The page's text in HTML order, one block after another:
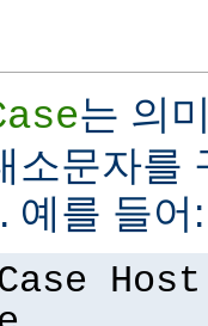
는 의
소문자를
예를 들어: